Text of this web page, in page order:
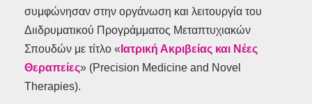
συμφώνησαν στην οργάνωση και λειτουργία του
Διιδρυματικού Προγράμματος Μεταπτυχιακών
Σπουδών με τίτλο « Ιατρική Ακριβείας και Νέες
Θεραπείες» (Precision Medicine and Novel
Therapies).